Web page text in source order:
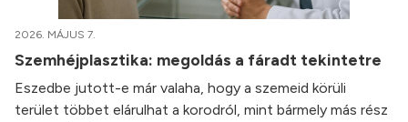
2026. MÁJUS 7.
Szemhéjplasztika: megoldás a fáradt tekintetre
Eszedbe jutott-e már valaha, hogy a szemeid körüli
terület többet elárulhat a korodról, mint bármely más rész